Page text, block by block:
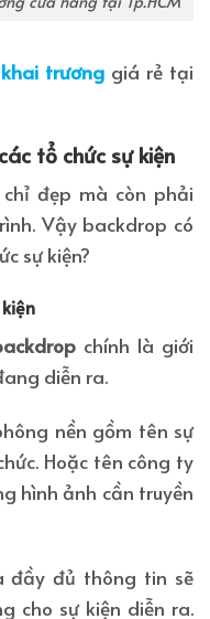
trương giá rẻ tại
tổ chức sự kiện
đẹp mà còn phải
Vậy backdrop có
sự kiện?
chính là giới
diễn ra.
nền gồm tên sự
Hoặc tên công ty
hình ảnh cần truyền
đủ thông tin sẽ
cho sự kiện diễn ra.